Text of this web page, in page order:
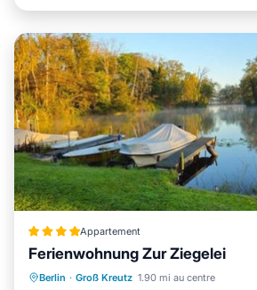
Appartement
Ferienwohnung Zur Ziegelei
Berlin · Groß Kreutz 1.90 mi au centre
Parking Balcon/Terrasse